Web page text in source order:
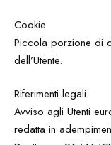
Cookie
Piccola porzione di
dell’Utente.
Riferimenti legali
Avviso agli Utenti
redatta in